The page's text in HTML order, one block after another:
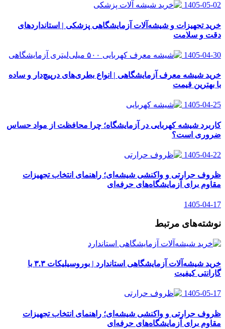
1405-05-02
خرید تجهیزات و شیشه‌آلات آزمایشگاهی پزشکی | استانداردهای
دقت و سلامت
1405-04-30
خرید شیشه معرف آزمایشگاهی | انواع بطری‌های در‌پیچ‌دار و ساده
با بهترین قیمت
1405-04-25
کاربرد شیشه کهربایی در آزمایشگاه؛ چرا محافظت از مواد حساس
ضروری است؟
1405-04-22
ظروف حرارتی و واکنشی شیشه‌ای؛ راهنمای انتخاب تجهیزات
مقاوم برای آزمایشگاه‌های حرفه‌ای
1405-04-17
نوشته‌های مرتبط
خرید شیشه‌آلات آزمایشگاهی استاندارد | بوروسیلیکات ۳.۳ با
گارانتی کیفیت
1405-05-17
ظروف حرارتی و واکنشی شیشه‌ای؛ راهنمای انتخاب تجهیزات
مقاوم برای آزمایشگاه‌های حرفه‌ای